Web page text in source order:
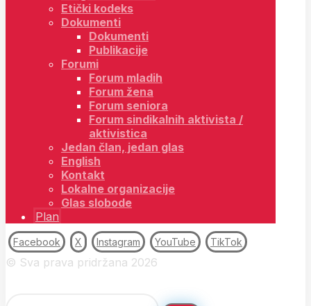
Etički kodeks
Dokumenti
Dokumenti
Publikacije
Forumi
Forum mladih
Forum žena
Forum seniora
Forum sindikalnih aktivista /
aktivistica
Jedan član, jedan glas
English
Kontakt
Lokalne organizacije
Glas slobode
Plan
Facebook X Instagram YouTube TikTok
© Sva prava pridržana 2026